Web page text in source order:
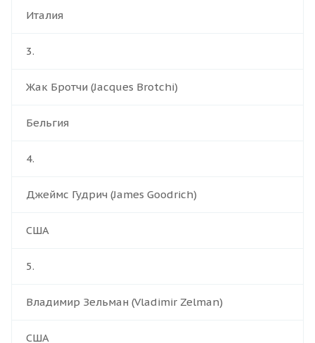
Италия
3.
Жак Бротчи (Jacques Brotchi)
Бельгия
4.
Джеймс Гудрич (James Goodrich)
США
5.
Владимир Зельман (Vladimir Zelman)
США